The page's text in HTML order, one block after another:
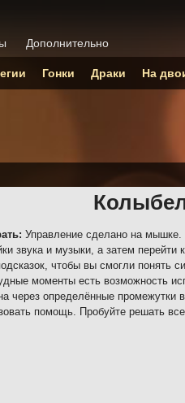
Управление сделано на
звука и музыки, а затем
чтобы вы смогли понять
моменты есть возможность
через определённые промежутки
помощь. Пробуйте решать
Дополнительно
Гонки Драки На